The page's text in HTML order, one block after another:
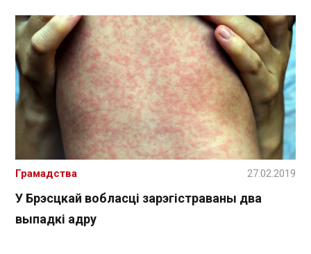
У Брэсцкай вобласці зарэгістраваны два
выпадкі адру
Грамадства 27.02.2019